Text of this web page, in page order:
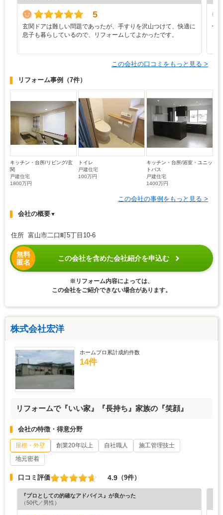
5
玄関ドアは難しい問題であったが、手すりを沢山つけて、快適に
息子も暮らしているので、リフォームしてよかったです。
仕
この会社の口コミをもっと見る >
リフォーム事例 （7件）
キッチン・台所/リビング/玄
関
戸建住宅
1800万円
トイレ
戸建住宅
100万円
キッチン・台所/浴室・ユニッ
トバス
戸建住宅
1400万円
この会社の事例をもっと見る >
会社の概要▼
住所 富山市二口町5丁目10-6
無料
匿名
この会社を含めた会社紹介を申込む
※リフォーム内容によっては、
この会社をご紹介できない場合があります。
株式会社宏洋
ホームプロ累計成約件数
14件
リフォームで『いい家』『長持ち』家族の『笑顔』
会社の特徴・得意分野
屋根・外壁 創業20年以上 自社職人
施工管理技士
地元密着
口コミ評価 4.9 （9件）
『プロとしての的確なアドバイス』が良かった
（50代／男性）